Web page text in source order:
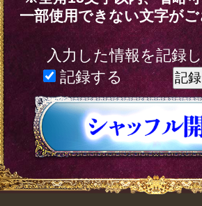
ザ。
※JavaScriptの設定をオンにしてご
利用ください。
トップページに戻る
新着リリースコンテンツ
最新
インスピレーション｜運命好転/悲
願叶/瞬間霊察で全看破◆嬉野つば
さ